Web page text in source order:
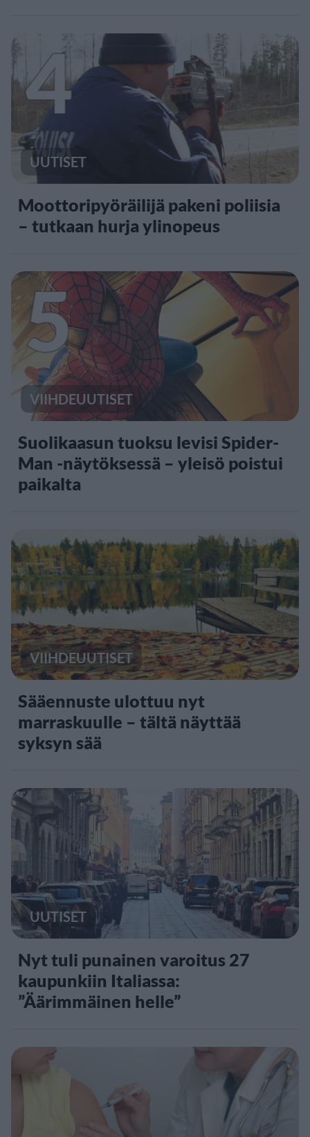
4
UUTISET
Moottoripyöräilijä pakeni poliisia
– tutkaan hurja ylinopeus
5
VIIHDEUUTISET
Suolikaasun tuoksu levisi Spider-
Man -näytöksessä – yleisö poistui
paikalta
VIIHDEUUTISET
Sääennuste ulottuu nyt
marraskuulle – tältä näyttää
syksyn sää
UUTISET
Nyt tuli punainen varoitus 27
kaupunkiin Italiassa:
”Äärimmäinen helle”